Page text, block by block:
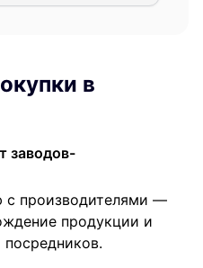
в
заводов-
с производителями —
продукции и